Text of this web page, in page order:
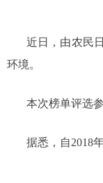
近日，由农民
环境。
本次榜单评选
据悉，自2018